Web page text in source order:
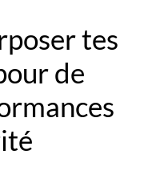
tes
de